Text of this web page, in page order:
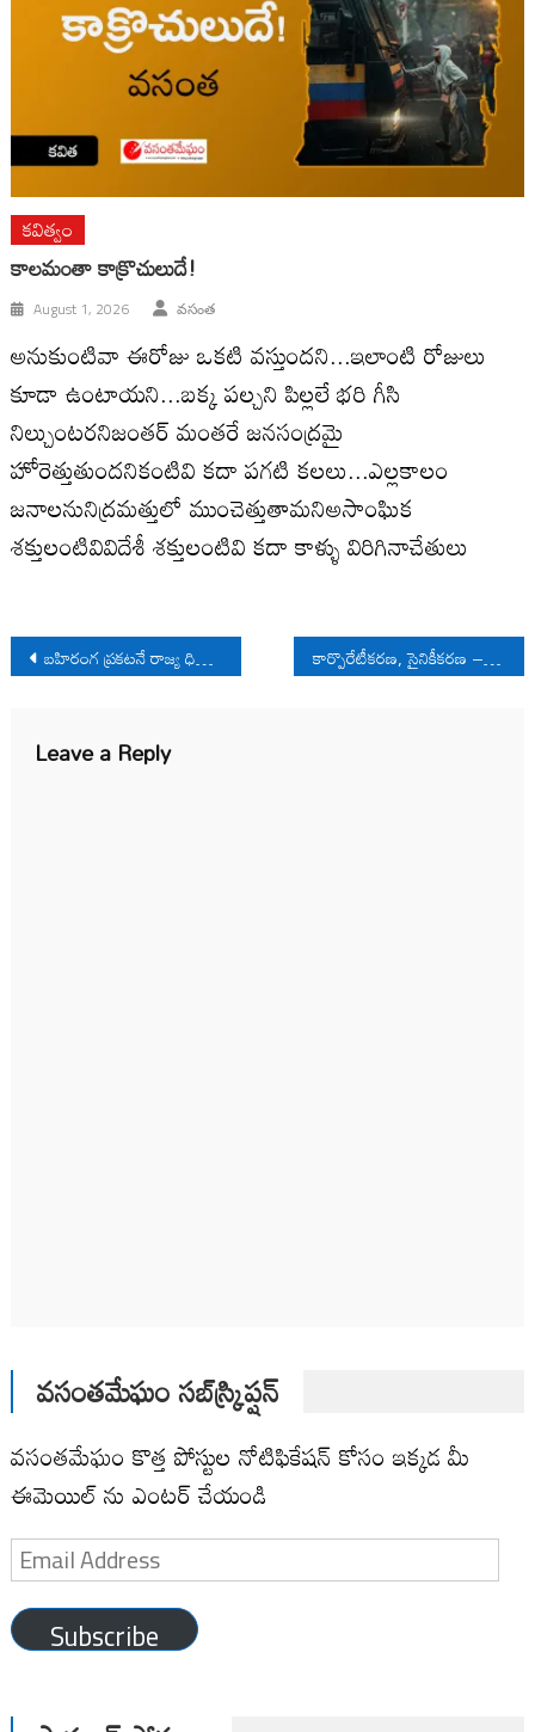
కవిత్వం
కాలమంతా కాక్రొచులుదే!
August 1, 2026 వసంత
అనుకుంటివా ఈరోజు ఒకటి వస్తుందని...ఇలాంటి రోజులు
కూడా ఉంటాయని...బక్క పల్చని పిల్లలే భరి గీసి
నిల్చుంటరనిజంతర్ మంతరే జనసంద్రమై
హోరెత్తుతుందనికంటివి కదా పగటి కలలు...ఎల్లకాలం
జనాలనునిద్రమత్తులో ముంచెత్తుతామనిఅసాంఘిక
శక్తులంటివివిదేశీ శక్తులంటివి కదా కాళ్ళు విరిగినాచేతులు
Post
navigation
బహిరంగ ప్రకటనే రాజ్య ధిక్కారం కార్పొరేటీకరణ, సైనికీకరణ – హక్కుల ఉల్లంఘన
Leave a Reply
వసంతమేఘం సబ్‌స్క్రిప్షన్
వసంతమేఘం కొత్త పోస్టుల నోటిఫికేషన్ కోసం ఇక్కడ మీ
ఈమెయిల్ ను ఎంటర్ చేయండి
Email
Address
Subscribe